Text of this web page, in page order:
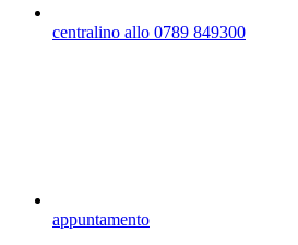
centralino allo 0789 849300
appuntamento